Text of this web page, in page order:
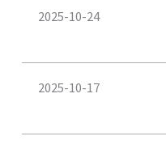
2025-10-24
2025-10-17